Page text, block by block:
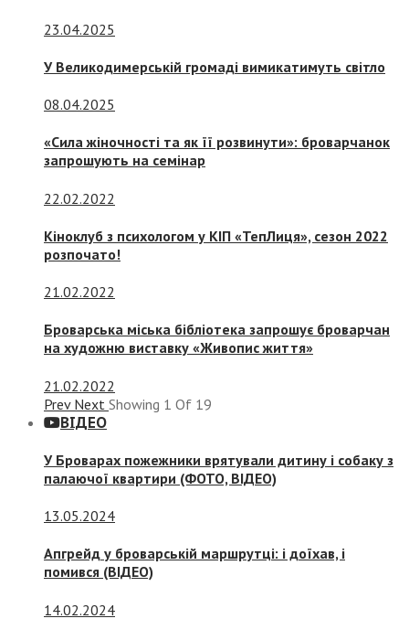
23.04.2025
У Великодимерській громаді вимикатимуть світло
08.04.2025
«Сила жіночності та як її розвинути»: броварчанок
запрошують на семінар
22.02.2022
Кіноклуб з психологом у КІП «ТепЛиця», сезон 2022
розпочато!
21.02.2022
Броварська міська бібліотека запрошує броварчан
на художню виставку «Живопис життя»
21.02.2022
Prev Next Showing 1 Of 19
ВІДЕО
У Броварах пожежники врятували дитину і собаку з
палаючої квартири (ФОТО, ВІДЕО)
13.05.2024
Апгрейд у броварській маршрутці: і доїхав, і
помився (ВІДЕО)
14.02.2024